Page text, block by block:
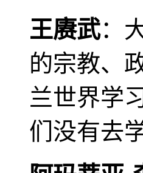
王赓武：
的宗教、
兰世界学
们没有去